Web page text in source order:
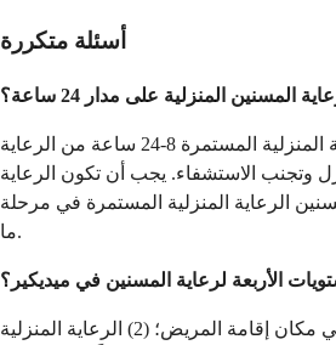
أسئلة متكررة
. توفر الرعاية المنزلية المستمرة 8-24 ساعة من الرعاية
وتجنب الاستشفاء. يجب أن تكون الرعاية
مرخصات تقدم أكثر من 50٪ من الساعات). يتلقى حوالي 11٪ من مرضى رعاية المسنين الرعاية المنزلية المستمرة في مرحلة
ما.
مستويات رعاية المسنين الأربعة في ميديكير هي: (1) الرعاية المنزلية الروتينية، وهي المستوى الأكثر شيوعًا الذي يوفر زيارات منتظمة لفريق رعاية المسنين في مكان إقامة المريض؛ (2) الرعاية المنزلية